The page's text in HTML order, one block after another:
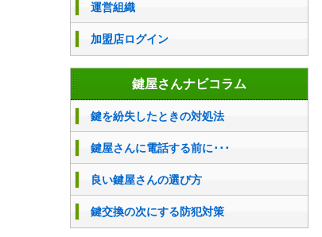
運営組織
加盟店ログイン
鍵屋さんナビコラム
鍵を紛失したときの対処法
鍵屋さんに電話する前に･･･
良い鍵屋さんの選び方
鍵交換の次にする防犯対策